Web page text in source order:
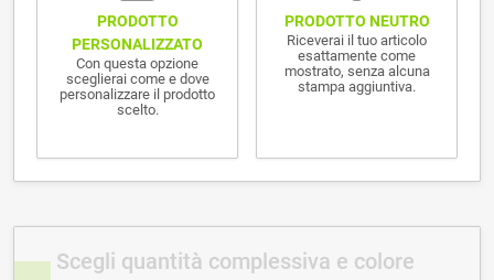
PRODOTTO
PERSONALIZZATO
Con questa opzione
sceglierai come e dove
personalizzare il prodotto
scelto.
PRODOTTO NEUTRO
Riceverai il tuo articolo
esattamente come
mostrato, senza alcuna
stampa aggiuntiva.
Scegli quantità complessiva e colore